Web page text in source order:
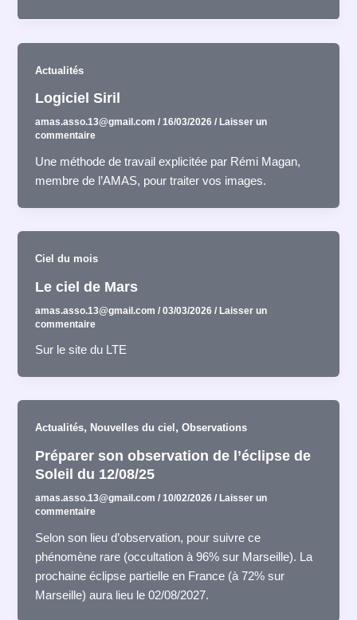
Actualités
Logiciel Siril
amas.asso.13@gmail.com/16/03/2026/ Laisser un
commentaire
Une méthode de travail explicitée par Rémi Magan,
membre de l’AMAS, pour traiter vos images.
Ciel du mois
Le ciel de Mars
amas.asso.13@gmail.com/03/03/2026/Laisser un
commentaire
Sur le site du LTE
Actualités, Nouvelles du ciel ,Observations
Préparer son observation de l’éclipse de
Soleil du 12/08/25
amas.asso.13@gmail.com/10/02/2026/ Laisser un
commentaire
Selon son lieu d’observation, pour suivre ce
phénomène rare (occultation à 96% sur Marseille). La
prochaine éclipse partielle en France (à 72% sur
Marseille) aura lieu le 02/08/2027.